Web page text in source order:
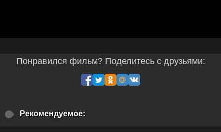
Понравился фильм? Поделитесь с друзьями:
Рекомендуемое: